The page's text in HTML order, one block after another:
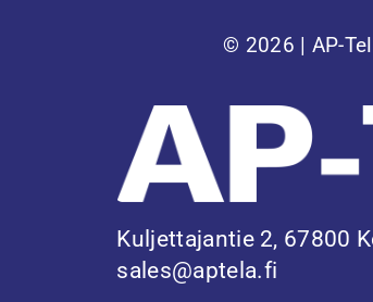
Kuljettajantie 2, 67800
sales@aptela.fi
Koneistuspalvelut
Levyjen taivutus
Valmiit telat
© 2026 | AP-